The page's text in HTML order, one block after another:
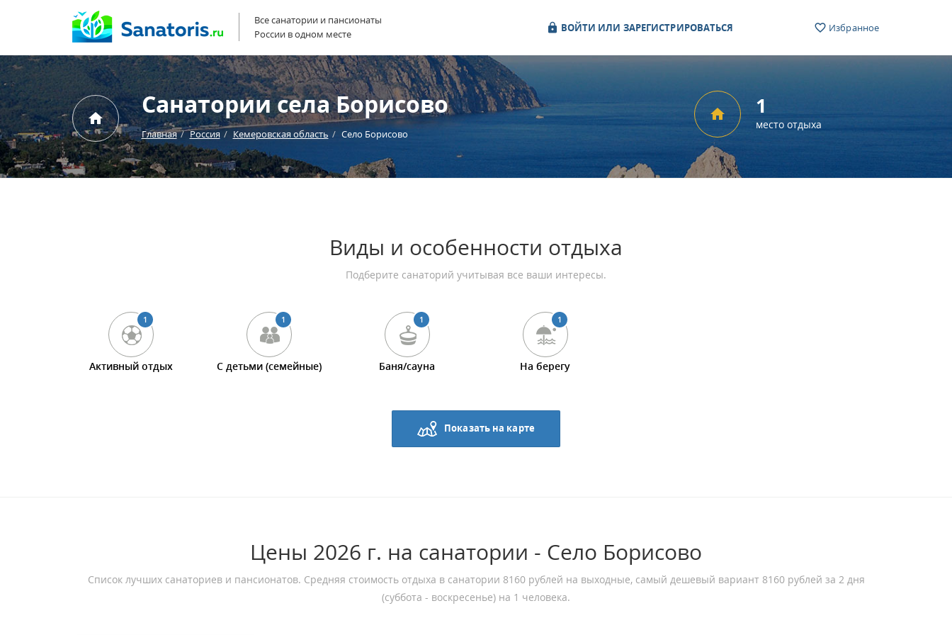
Все санатории и пансионаты
России в одном месте
ВОЙТИ ИЛИ ЗАРЕГИСТРИРОВАТЬСЯ Избранное
Санатории села Борисово
Главная Россия Кемеровская область Село Борисово
1
место отдыха
Виды и особенности отдыха
Подберите санаторий учитывая все ваши интересы.
1
Активный отдых
1
С детьми (семейные)
1
Баня/сауна
1
На берегу
Показать на карте
Цены 2026 г. на санатории - Село Борисово
Список лучших санаториев и пансионатов. Средняя стоимость отдыха в санатории 8160 рублей на выходные, самый дешевый вариант 8160 рублей за 2 дня
(суббота - воскресенье) на 1 человека.